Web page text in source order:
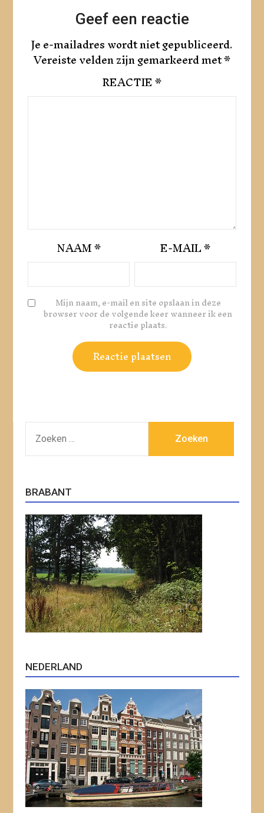
Geef een reactie
Je e-mailadres wordt niet gepubliceerd.
Vereiste velden zijn gemarkeerd met*
REACTIE*
NAAM* E-MAIL*
Mijn naam, e-mail en site opslaan in deze
browser voor de volgende keer wanneer ik een
reactie plaats.
NAAR:
BRABANT
NEDERLAND